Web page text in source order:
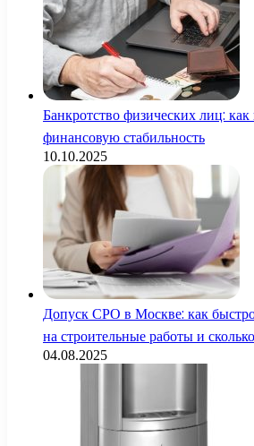
Банкротство физических лиц: как
финансовую стабильность
10.10.2025
Допуск СРО в Москве: как
на строительные работы и
04.08.2025